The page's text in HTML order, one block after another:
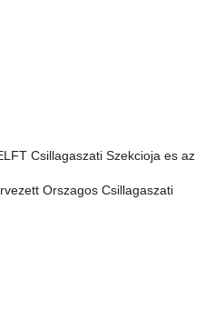
Csillagaszati Szekcioja es az
Orszagos Csillagaszati